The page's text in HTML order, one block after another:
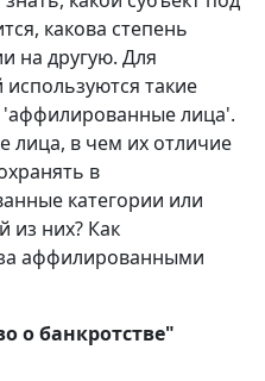
какова степень
на другую. Для
такие
'аффилированные лица'.
лица, в чем их отличие
в
категории или
из них? Как
аффилированными
о банкротстве"